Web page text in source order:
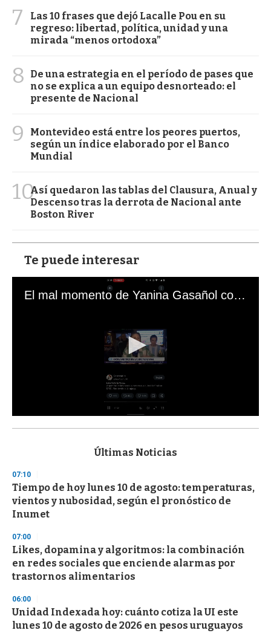
7
Las 10 frases que dejó Lacalle Pou en su
regreso: libertad, política, unidad y una
mirada “menos ortodoxa”
8
De una estrategia en el período de pases que
no se explica a un equipo desnorteado: el
presente de Nacional
9
Montevideo está entre los peores puertos,
según un índice elaborado por el Banco
Mundial
10Así quedaron las tablas del Clausura, Anual y
Descenso tras la derrota de Nacional ante
Boston River
Te puede interesar
El mal momento de Yanina Gasañol con un hincha argentino en "Subrayado"
s
d
s
o
f
3
s
e
c
o
n
s
Últimas Noticias
07:10
Tiempo de hoy lunes 10 de agosto: temperaturas,
vientos y nubosidad, según el pronóstico de
Inumet
07:00
Likes, dopamina y algoritmos: la combinación
en redes sociales que enciende alarmas por
trastornos alimentarios
06:00
Unidad Indexada hoy: cuánto cotiza la UI este
lunes 10 de agosto de 2026 en pesos uruguayos